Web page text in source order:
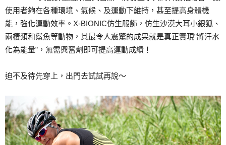
使用者夠在各種環境、氣候、及運動下維持，甚至提高身體機
能，強化運動效率。X-BIONIC仿生服飾，仿生沙漠大耳小銀狐、
兩棲類和鯊魚等動物，其最令人震驚的成果就是真正實現”將汗水
化為能量”，無需興奮劑即可提高運動成績！
迫不及待先穿上，出門去試試再說～